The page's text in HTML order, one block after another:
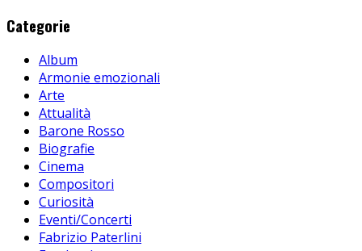
Categorie
Album
Armonie emozionali
Arte
Attualità
Barone Rosso
Biografie
Cinema
Compositori
Curiosità
Eventi/Concerti
Fabrizio Paterlini